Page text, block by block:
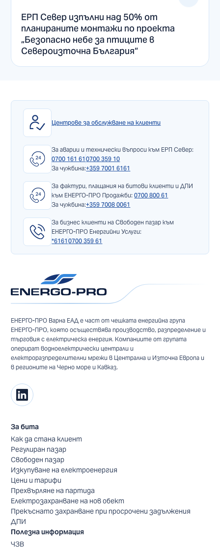
ЕРП Север изпълни над 50% от
планираните монтажи по проекта
„Безопасно небе за птиците в
Североизточна България“
Центрове за обслужване на клиенти
За аварии и технически въпроси към ЕРП Север:
0700 161 61 0700 359 10
За чужбина:+359 7001 6161
За фактури, плащания на битови клиенти и ДПИ
към ЕНЕРГО-ПРО Продажби:0700 800 61
За чужбина:+359 7008 0061
За бизнес клиенти на Свободен пазар към
ЕНЕРГО-ПРО Енергийни Услуги:
*6161 0700 359 61
ЕНЕРГО-ПРО Варна ЕАД е част от чешката енергийна група
ЕНЕРГО-ПРО, която осъществява производство, разпределение и
търговия с електрическа енергия. Компаниите от групата
оперират водноелектрически централи и
електроразпределителни мрежи в Централна и Източна Европа и
в регионите на Черно море и Кавказ.
За бита
Как да стана клиент
Регулиран пазар
Свободен пазар
Изкупуване на електроенергия
Цени и тарифи
Прехвърляне на партида
Електрозахранване на нов обект
Прекъснато захранване при просрочени задължения
ДПИ
Полезна информация
ЧЗВ